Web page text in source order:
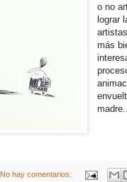
o no
lograr
más
No hay comentarios: